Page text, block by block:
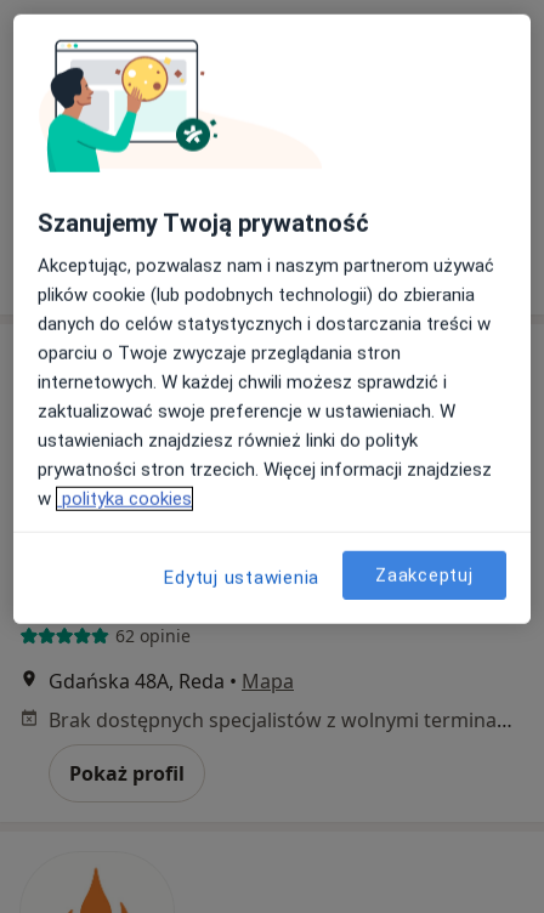
Adres Online
Piłsudskiego 48 A, Rumia
Dietetyk Aneta Dylak
Konsultacja dietetyczna (pierwsza wizyta)
Poproś o wizytę
MAGMED sp. z o.o.
Więcej
62 opinie
Gdańska 48A, Reda • Mapa
Brak dostępnych specjalistów z wolnymi terminami w tym centrum medycznym.
Pokaż profil
Szanujemy Twoją prywatność
Akceptując, pozwalasz nam i naszym partnerom używać
plików cookie (lub podobnych technologii) do zbierania
danych do celów statystycznych i dostarczania treści w
oparciu o Twoje zwyczaje przeglądania stron
internetowych. W każdej chwili możesz sprawdzić i
zaktualizować swoje preferencje w ustawieniach. W
ustawieniach znajdziesz również linki do polityk
prywatności stron trzecich. Więcej informacji znajdziesz
w polityka cookies
Edytuj ustawienia Zaakceptuj